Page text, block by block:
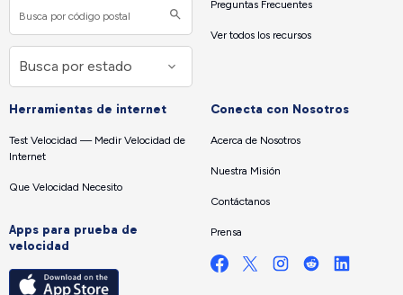
Preguntas Frecuentes
Ver todos los recursos
Herramientas de internet
Test Velocidad — Medir Velocidad de
Internet
Que Velocidad Necesito
Apps para prueba de
velocidad
Conecta con Nosotros
Acerca de Nosotros
Nuestra Misión
Contáctanos
Prensa